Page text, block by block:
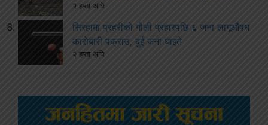
२ हप्ता अघि
सिरहामा प्रहरीको गोली प्रहारपछि ६ जना लागूऔषध
कारोबारी पक्राउ, दुई जना घाइते
२ हप्ता अघि